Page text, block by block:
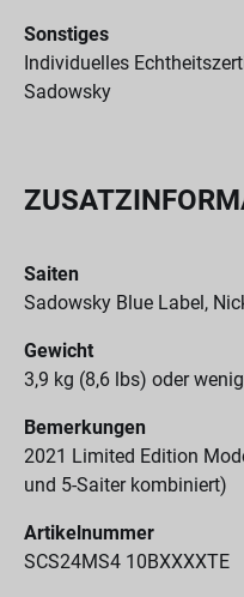
Sonstiges
Individuelles
Sadowsky
Saiten
Sadowsky Blue Label,
Gewicht
3,9 kg (8,6 lbs) oder
Bemerkungen
2021 Limited Edition
und 5-Saiter kombiniert)
Artikelnummer
SCS24MS4 10BXXXXTE